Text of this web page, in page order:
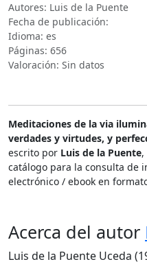
Autores: Luis de la Puente
Fecha de publicación:
Idioma: es
Páginas: 656
Valoración: Sin datos
Meditaciones de la via
verdades y virtudes, y
escrito por Luis de la Puente
catálogo para la consulta de
electrónico / ebook en
Acerca del autor
Luis de la Puente Uceda